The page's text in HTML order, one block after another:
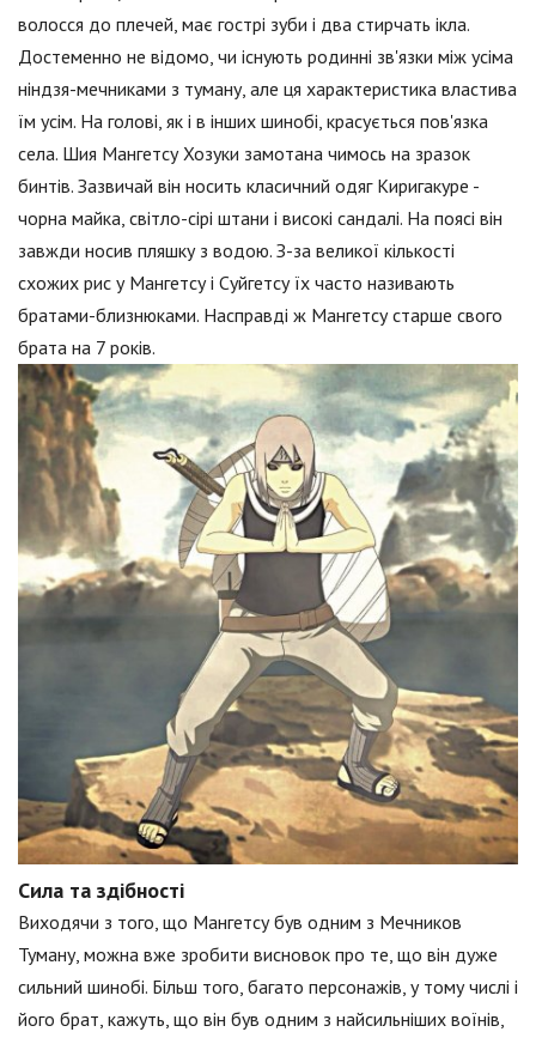
волосся до плечей, має гострі зуби і два стирчать ікла.
Достеменно не відомо, чи існують родинні зв'язки між усіма
ніндзя-мечниками з туману, але ця характеристика властива
їм усім. На голові, як і в інших шинобі, красується пов'язка
села. Шия Мангетсу Хозуки замотана чимось на зразок
бинтів. Зазвичай він носить класичний одяг Киригакуре -
чорна майка, світло-сірі штани і високі сандалі. На поясі він
завжди носив пляшку з водою. З-за великої кількості
схожих рис у Мангетсу і Суйгетсу їх часто називають
братами-близнюками. Насправді ж Мангетсу старше свого
брата на 7 років.
Сила та здібності
Виходячи з того, що Мангетсу був одним з Мечников
Туману, можна вже зробити висновок про те, що він дуже
сильний шинобі. Більш того, багато персонажів, у тому числі і
його брат, кажуть, що він був одним з найсильніших воїнів,